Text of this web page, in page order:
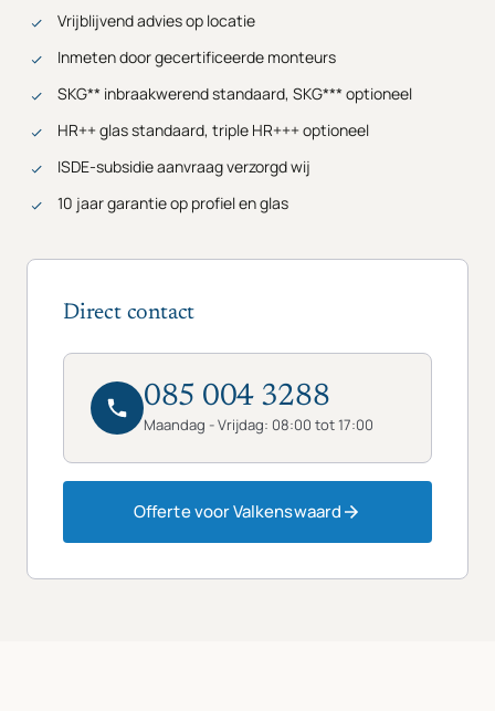
Vrijblijvend advies op locatie
Inmeten door gecertificeerde monteurs
SKG** inbraakwerend standaard, SKG*** optioneel
HR++ glas standaard, triple HR+++ optioneel
ISDE-subsidie aanvraag verzorgd wij
10 jaar garantie op profiel en glas
Direct contact
085 004 3288
Maandag - Vrijdag: 08:00 tot 17:00
Offerte voor Valkenswaard